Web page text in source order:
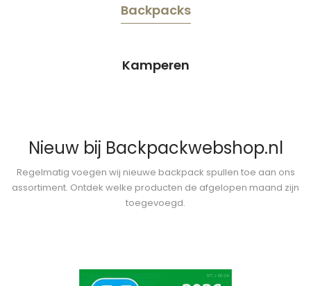
Backpacks
Kamperen
Nieuw bij Backpackwebshop.nl
Regelmatig voegen wij nieuwe backpack spullen toe aan ons
assortiment. Ontdek welke producten de afgelopen maand zijn
toegevoegd.